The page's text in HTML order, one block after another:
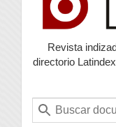
Revista
directorio